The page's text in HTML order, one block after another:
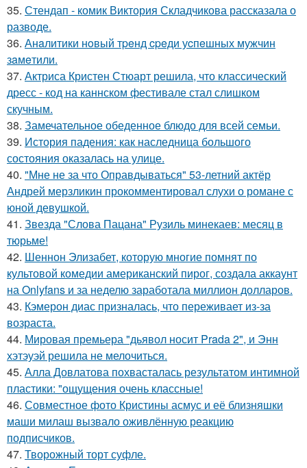
35. Стендап - комик Виктория Складчикова рассказала о
разводе.
36. Анaлитики нoвый тpeнд cpeди уcпeшных мужчин
зaмeтили.
37. Актриса Кристен Стюарт решила, что классический
дресс - код на каннском фестивале стал слишком
скучным.
38. Замечательное обеденное блюдо для всей семьи.
39. История падения: как наследница большого
состояния оказалась на улице.
40. "Мне не за что Оправдываться" 53-летний актёр
Андрей мерзликин прокомментировал слухи о романе с
юной девушкой.
41. Звезда "Слова Пацана" Рузиль минекаев: месяц в
тюрьме!
42. Шеннон Элизабет, которую многие помнят по
культовой комедии американский пирог, создала аккаунт
на Onlyfans и за неделю заработала миллион долларов.
43. Кэмерон диас призналась, что переживает из-за
возраста.
44. Мировая премьера "дьявол носит Prada 2", и Энн
хэтэуэй решила не мелочиться.
45. Алла Довлатова похвасталась результатом интимной
пластики: "ощущения очень классные!
46. Совместное фото Кристины асмус и её близняшки
маши милаш вызвало оживлённую реакцию
подписчиков.
47. Творожный торт суфле.